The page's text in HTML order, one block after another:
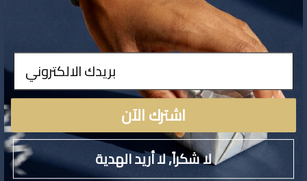
تفاصيل المنتج
لا توجد تفاصيل لهذا المنتج
ادخال
اشترك الآن
لا شكراً, لا أريد الهدية